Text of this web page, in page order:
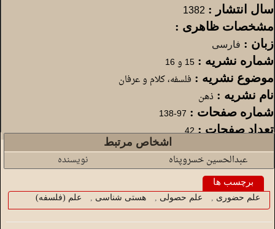
سال انتشار : 1382
مشخصات ظاهری :
زبان : فارسی
شماره نشریه : 15 و 16
موضوع نشریه : فلسفه، کلام و عرفان
نام نشریه : ذهن
شماره صفحات : 97-138
تعداد صفحات :42
اشخاص مرتبط
عبدالحسین خسروپناه نویسنده
برچسب ها
علم حضوری , علم حصولی , هستی شناسی , علم (فلسفه)